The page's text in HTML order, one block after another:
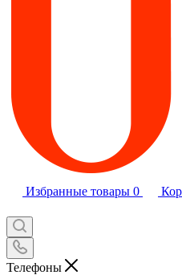
Избранные товары 0
Телефоны